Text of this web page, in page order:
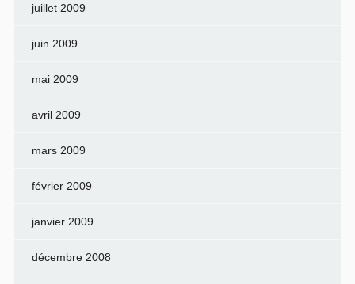
juillet 2009
juin 2009
mai 2009
avril 2009
mars 2009
février 2009
janvier 2009
décembre 2008